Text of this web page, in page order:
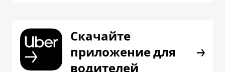
Скачайте
приложение для
водителей